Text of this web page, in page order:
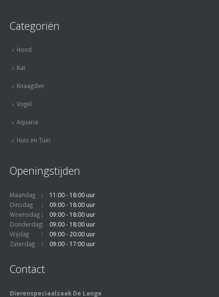
Categoriën
Hond
Kat
Knaagdier
Vogel
Aquaria
Huis en Tuin
Openingstijden
Maandag
11:00 - 18:00 uur
Dinsdag
09:00 - 18:00 uur
Woensdag
09:00 - 18:00 uur
Donderdag
09:00 - 18:00 uur
Vrijdag
09:00 - 20:00 uur
Zaterdag
09:00 - 17:00 uur
Contact
Dierenspeciaalzaak De Lange